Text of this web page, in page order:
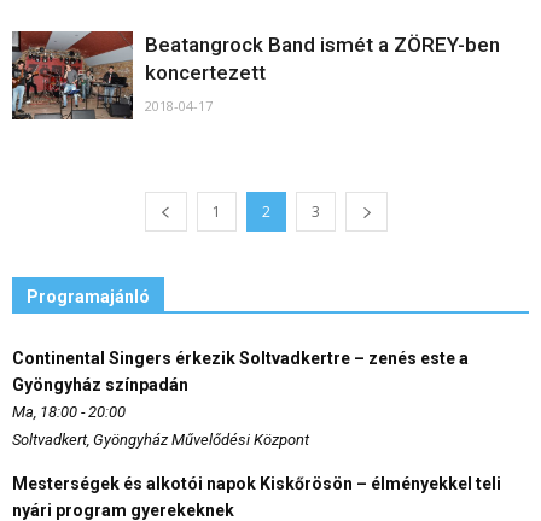
Beatangrock Band ismét a ZÖREY-ben
koncertezett
2018-04-17
1 2 3
Programajánló
Continental Singers érkezik Soltvadkertre – zenés este a
Gyöngyház színpadán
Ma, 18:00 - 20:00
Soltvadkert, Gyöngyház Művelődési Központ
Mesterségek és alkotói napok Kiskőrösön – élményekkel teli
nyári program gyerekeknek